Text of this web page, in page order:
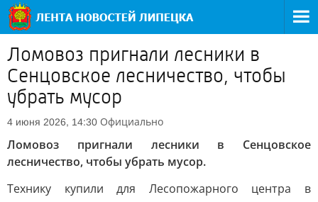
Ломовоз пригнали лесники в
Сенцовское лесничество, чтобы
убрать мусор
4 июня 2026, 14:30 Официально
Ломовоз пригнали лесники в Сенцовское
лесничество, чтобы убрать мусор.
Технику купили для Лесопожарного центра в